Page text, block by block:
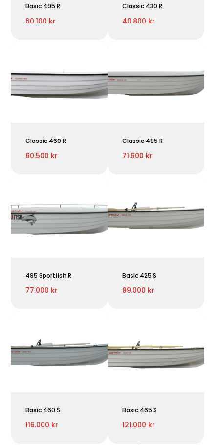
Basic 495 R
60.100 kr
Classic 430 R
40.800 kr
Classic 460 R
60.500 kr
Classic 495 R
71.600 kr
495 Sportfish R
77.000 kr
Basic 425 S
89.000 kr
Basic 460 S
116.000 kr
Basic 465 S
121.000 kr